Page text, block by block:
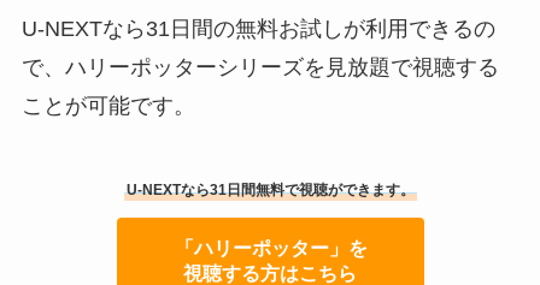
U-NEXTなら31日間の無料お試しが利用できるの
で、ハリーポッターシリーズを見放題で視聴する
ことが可能です。
U-NEXTなら31日間無料で視聴ができます。
「ハリーポッター」を
視聴する方はこちら